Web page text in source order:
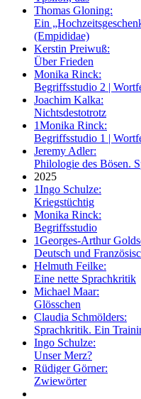
Thomas Gloning:
Ein
(Empididae)
Kerstin Preiwuß:
Über Frieden
Monika Rinck:
Begriffsstudio 2 |
Joachim Kalka:
Nichtsdestotrotz
1Monika Rinck:
Begriffsstudio 1 |
Jeremy Adler:
Philologie des Bösen.
2025
1Ingo Schulze:
Kriegstüchtig
Monika Rinck:
Begriffsstudio
1Georges-Arthur
Deutsch und
Helmuth Feilke:
Eine nette Sprachkritik
Michael Maar:
Glösschen
Claudia Schmölders:
Sprachkritik. Ein
Ingo Schulze:
Unser Merz?
Rüdiger Görner:
Zwiewörter